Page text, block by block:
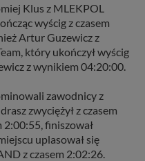
Klus z MLEKPOL
wyścig z czasem
Artur Guzewicz z
który ukończył wyścig
z wynikiem 04:20:00.
zawodnicy z
zwyciężył z czasem
2:00:55, finiszował
uplasował się
z czasem 2:02:26.